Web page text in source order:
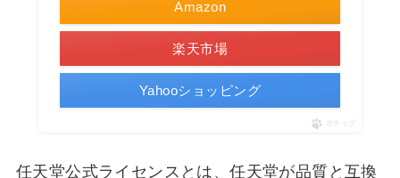
Amazon
楽天市場
Yahooショッピング
ポチップ
任天堂公式ライセンスとは、任天堂が品質と互換